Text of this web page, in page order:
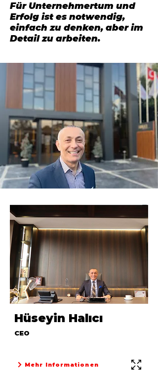
Für Unternehmertum und
Erfolg ist es notwendig,
einfach zu denken, aber im
Detail zu arbeiten.
Hüseyin Halıcı
CEO
Mehr Informationen